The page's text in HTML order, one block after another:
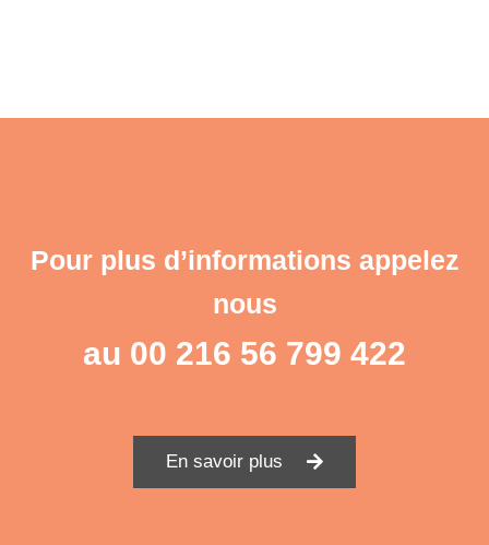
Pour plus d’informations appelez
nous
au 00 216 56 799 422
En savoir plus